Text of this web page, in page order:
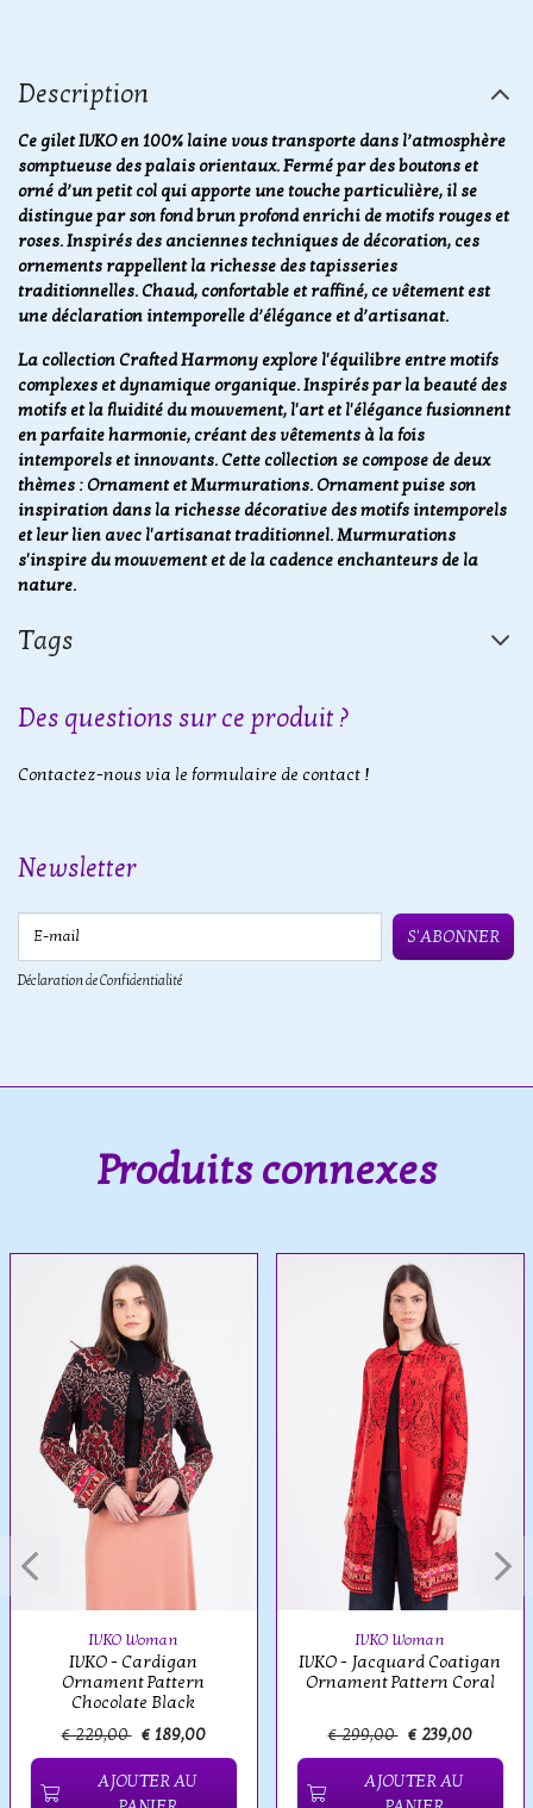
Description
Ce gilet IVKO en 100% laine vous transporte dans l’atmosphère
somptueuse des palais orientaux. Fermé par des boutons et
orné d’un petit col qui apporte une touche particulière, il se
distingue par son fond brun profond enrichi de motifs rouges et
roses. Inspirés des anciennes techniques de décoration, ces
ornements rappellent la richesse des tapisseries
traditionnelles. Chaud, confortable et raffiné, ce vêtement est
une déclaration intemporelle d’élégance et d’artisanat.
La collection Crafted Harmony explore l'équilibre entre motifs
complexes et dynamique organique. Inspirés par la beauté des
motifs et la fluidité du mouvement, l'art et l'élégance fusionnent
en parfaite harmonie, créant des vêtements à la fois
intemporels et innovants. Cette collection se compose de deux
thèmes : Ornament et Murmurations. Ornament puise son
inspiration dans la richesse décorative des motifs intemporels
et leur lien avec l'artisanat traditionnel. Murmurations
s'inspire du mouvement et de la cadence enchanteurs de la
nature.
Tags
Des questions sur ce produit ?
Contactez-nous via le formulaire de contact !
Newsletter
S'ABONNER
Déclaration de Confidentialité
Produits connexes
IVKO Woman
IVKO - Cardigan
Ornament Pattern
Chocolate Black
€ 229,00 € 189,00
AJOUTER AU
IVKO Woman
IVKO - Jacquard Coatigan
Ornament Pattern Coral
€ 299,00 € 239,00
AJOUTER AU